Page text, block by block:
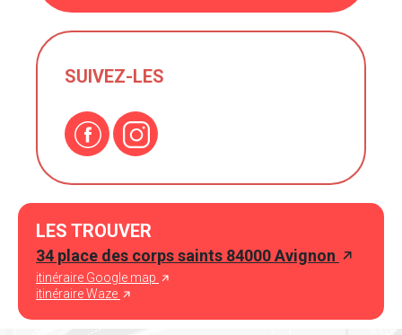
SUIVEZ-LES
LES TROUVER
34 place des corps saints 84000 Avignon
itinéraire Google map
itinéraire Waze